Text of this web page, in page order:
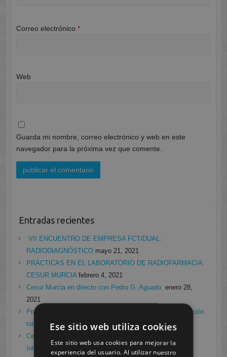
Correo electrónico *
Web
Guarda mi nombre, correo electrónico y web en este
navegador para la próxima vez que comente.
Entradas recientes
VII ENCUENTRO DE EMPRESA FCT/DUAL:
RADIODIAGNÓSTICO mayo 21, 2021
PRÁCTICAS EN EL LABORATORIO DE RADIOFARMACIA.
CESUR MURCIA febrero 4, 2021
Cesur Murcia en directo con Pedro G. Aguado. enero 28,
2021
Prácticas de Radiología Simple en Cesur Murcia. Protección
total frente a Covid19 enero 26, 2021
Cesur Murcia: Premio Especial FP, XIII Congreso
Internacional Enfermedades raras
noviembre 26, 2020
Ese sitio web utiliza cookies
Este sitio web usa cookies para mejorar la
experiencia del usuario. Al utilizar nuestro